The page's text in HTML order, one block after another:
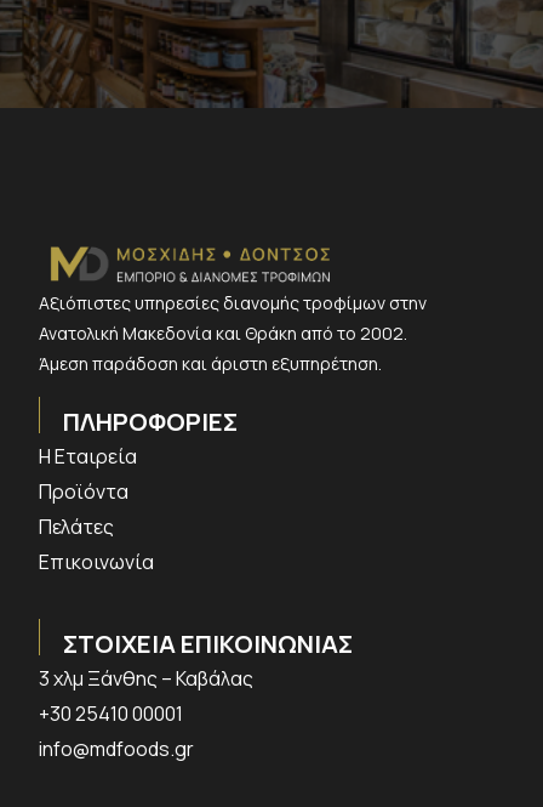
Αξιόπιστες υπηρεσίες διανομής τροφίμων στην
Ανατολική Μακεδονία και Θράκη από το 2002.
Άμεση παράδοση και άριστη εξυπηρέτηση.
ΠΛΗΡΟΦΟΡΙΕΣ
Η Εταιρεία
Προϊόντα
Πελάτες
Επικοινωνία
ΣΤΟΙΧΕΙΑ ΕΠΙΚΟΙΝΩΝΙΑΣ
3 χλμ Ξάνθης – Καβάλας
+30 25410 00001
info@mdfoods.gr